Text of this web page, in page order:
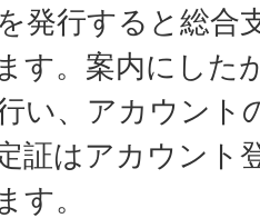
発行すると総合
す。案内にした
い、アカウント
証はアカウント
す。